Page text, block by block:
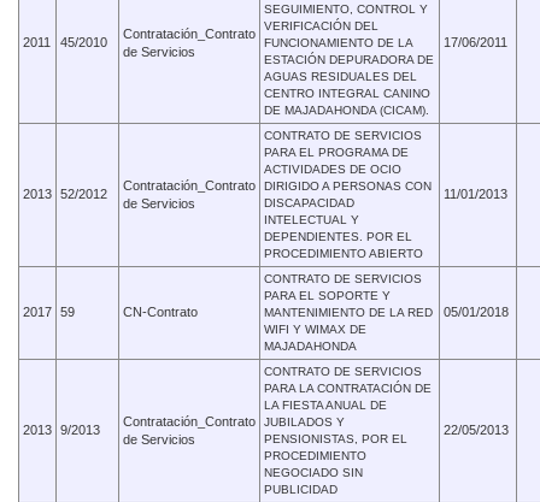
2011 45/2010
Contratación_Contrato
de Servicios
SEGUIMIENTO, CONTROL Y
VERIFICACIÓN DEL
FUNCIONAMIENTO DE LA
ESTACIÓN DEPURADORA DE
AGUAS RESIDUALES DEL
CENTRO INTEGRAL CANINO
DE MAJADAHONDA (CICAM).
17/06/2011
2013 52/2012
Contratación_Contrato
de Servicios
CONTRATO DE SERVICIOS
PARA EL PROGRAMA DE
ACTIVIDADES DE OCIO
DIRIGIDO A PERSONAS CON
DISCAPACIDAD
INTELECTUAL Y
DEPENDIENTES. POR EL
PROCEDIMIENTO ABIERTO
11/01/2013
2017 59 CN-Contrato
CONTRATO DE SERVICIOS
PARA EL SOPORTE Y
MANTENIMIENTO DE LA RED
WIFI Y WIMAX DE
MAJADAHONDA
05/01/2018
2013 9/2013
Contratación_Contrato
de Servicios
CONTRATO DE SERVICIOS
PARA LA CONTRATACIÓN DE
LA FIESTA ANUAL DE
JUBILADOS Y
PENSIONISTAS, POR EL
PROCEDIMIENTO
NEGOCIADO SIN
PUBLICIDAD
22/05/2013